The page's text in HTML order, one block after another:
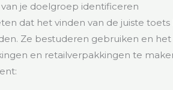
je doelgroep identificeren
dat het vinden van de juiste
Ze bestuderen gebruiken en
en retailverpakkingen te